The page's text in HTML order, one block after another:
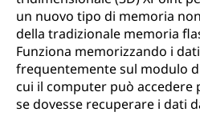
®
O
un nuovo tipo di memoria
della tradizionale memoria
Funziona memorizzando i
frequentemente sul modulo
cui il computer può accedere
se dovesse recuperare i dati